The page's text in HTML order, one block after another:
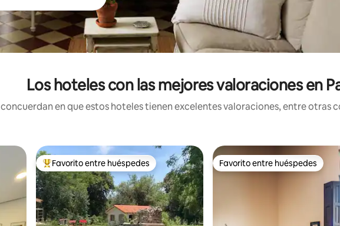
Los hoteles con las mejores valoraciones en
concuerdan en que estos hoteles tienen excelentes valoraciones, entre otras
Favorito entre huéspedes preferido
Favorito entre huéspedes Favorito entre huéspedes
Favorito entre huéspedes